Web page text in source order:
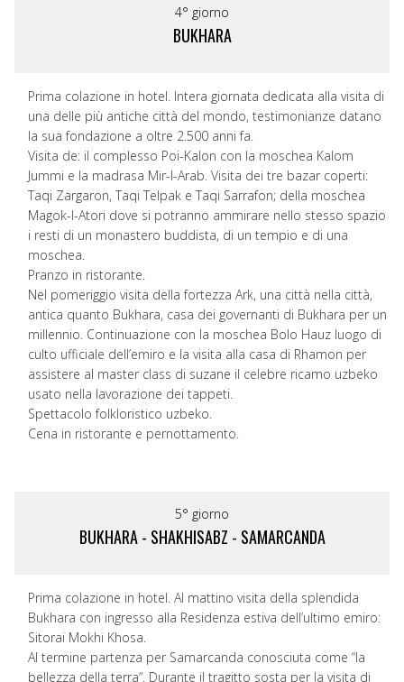
4° giorno
BUKHARA
Prima colazione in hotel. Intera giornata dedicata alla visita di
una delle più antiche città del mondo, testimonianze datano
la sua fondazione a oltre 2.500 anni fa.
Visita de: il complesso Poi-Kalon con la moschea Kalom
Jummi e la madrasa Mir-I-Arab. Visita dei tre bazar coperti:
Taqi Zargaron, Taqi Telpak e Taqi Sarrafon; della moschea
Magok-I-Atori dove si potranno ammirare nello stesso spazio
i resti di un monastero buddista, di un tempio e di una
moschea.
Pranzo in ristorante.
Nel pomeriggio visita della fortezza Ark, una città nella città,
antica quanto Bukhara, casa dei governanti di Bukhara per un
millennio. Continuazione con la moschea Bolo Hauz luogo di
culto ufficiale dell’emiro e la visita alla casa di Rhamon per
assistere al master class di suzane il celebre ricamo uzbeko
usato nella lavorazione dei tappeti.
Spettacolo folkloristico uzbeko.
Cena in ristorante e pernottamento.
5° giorno
BUKHARA - SHAKHISABZ - SAMARCANDA
Prima colazione in hotel. Al mattino visita della splendida
Bukhara con ingresso alla Residenza estiva dell’ultimo emiro:
Sitorai Mokhi Khosa.
Al termine partenza per Samarcanda conosciuta come “la
bellezza della terra”. Durante il tragitto sosta per la visita di